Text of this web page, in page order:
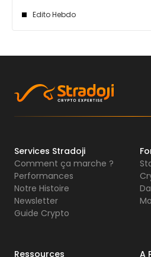
Edito Hebdo
Services Stradoji
Comment ça marche ?
Performances
Notre Histoire
Newsletter
Guide Crypto
Ressources
A